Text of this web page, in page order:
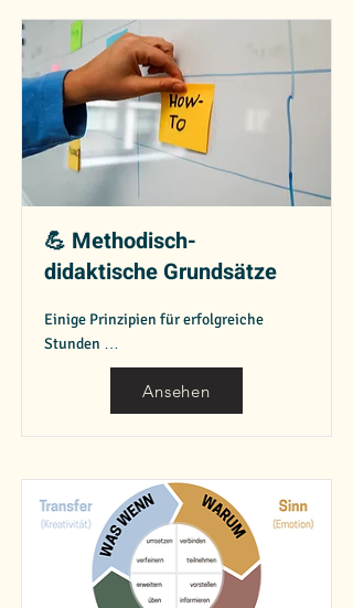
💪 Methodisch-
didaktische Grundsätze
Einige Prinzipien für erfolgreiche
Stunden …
Ansehen